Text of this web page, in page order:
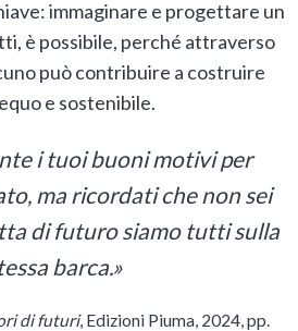
immaginare e progettare un
è possibile, perché attraverso
può contribuire a costruire
e sostenibile.
i tuoi buoni motivi per
ma ricordati che non sei
di futuro siamo tutti sulla
barca.»
di futuri, Edizioni Piuma, 2024, pp.